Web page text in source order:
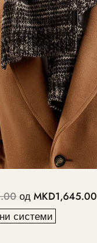
од MKD1,645.00
системи